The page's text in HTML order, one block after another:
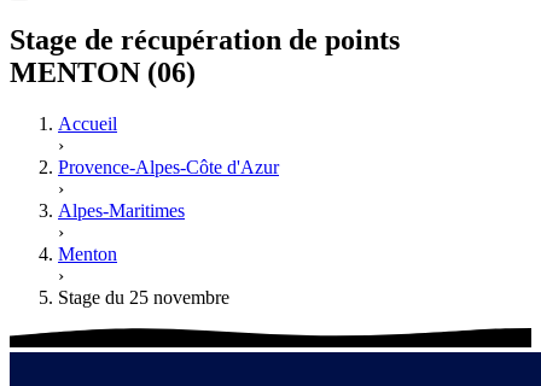
Stage de récupération de points
MENTON (06)
Accueil
›
Provence-Alpes-Côte d'Azur
›
Alpes-Maritimes
›
Menton
›
Stage du 25 novembre